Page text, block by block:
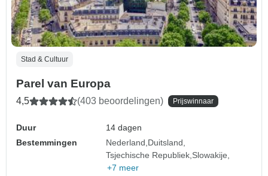
Stad & Cultuur
Parel van Europa
4,5 (403 beoordelingen) Prijswinnaar
Duur
14 dagen
Bestemmingen
Nederland Duitsland
Tsjechische Republiek Slowakije
+7 meer